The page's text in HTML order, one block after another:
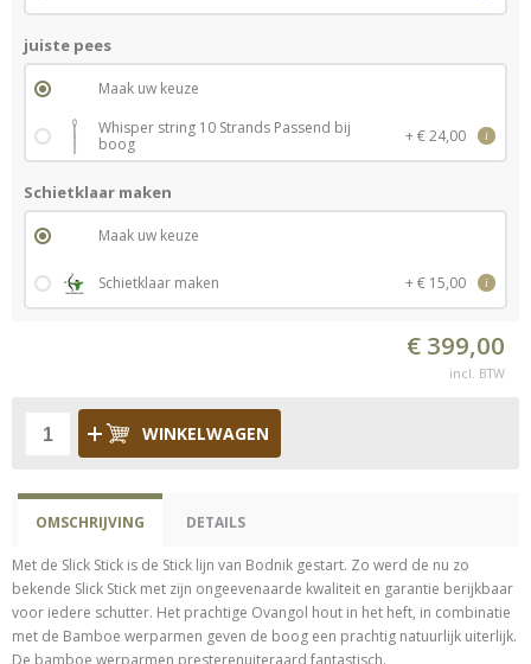
juiste pees
Maak uw keuze
Whisper string 10 Strands Passend bij
boog
+ € 24,00 i
Schietklaar maken
Maak uw keuze
Schietklaar maken + € 15,00 i
€ 399,00
incl. BTW
WINKELWAGEN
OMSCHRIJVING DETAILS
Met de Slick Stick is de Stick lijn van Bodnik gestart. Zo werd de nu zo
bekende Slick Stick met zijn ongeevenaarde kwaliteit en garantie berijkbaar
voor iedere schutter. Het prachtige Ovangol hout in het heft, in combinatie
met de Bamboe werparmen geven de boog een prachtig natuurlijk uiterlijk.
De bamboe werparmen presterenuiteraard fantastisch.